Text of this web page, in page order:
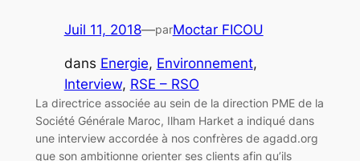
Juil 11, 2018—parMoctar FICOU
dans Energie, Environnement
Interview, RSE – RSO
La directrice associée au sein de la direction PME de la
Société Générale Maroc, Ilham Harket a indiqué dans
une interview accordée à nos confrères de agadd.org
que son ambitionne orienter ses clients afin qu’ils